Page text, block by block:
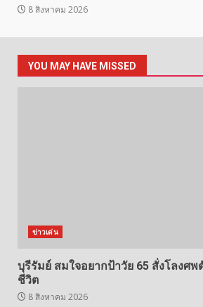
8 สิงหาคม 2026
YOU MAY HAVE MISSED
ข่าวเด่น
บุรีรัมย์ สมใจอยากป้าวัย 65 สั่งโลงศพ
ชีวิต
8 สิงหาคม 2026